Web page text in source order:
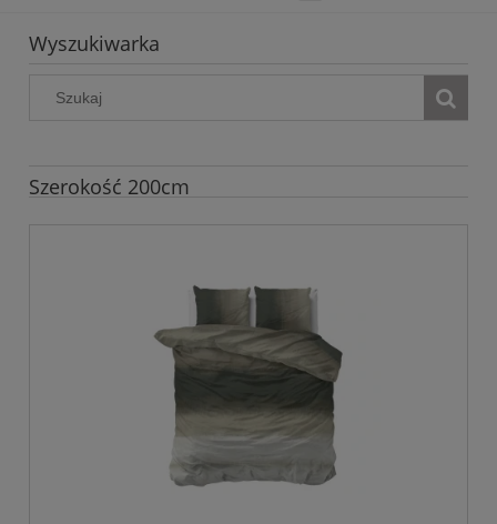
Wyszukiwarka
Szerokość 200cm